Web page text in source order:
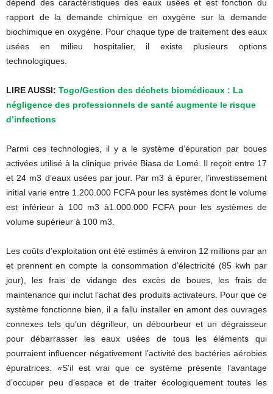
dépend des caractéristiques des eaux usées et est fonction du
rapport de la demande chimique en oxygène sur la demande
biochimique en oxygène. Pour chaque type de traitement des eaux
usées en milieu hospitalier, il existe plusieurs options
technologiques.
LIRE AUSSI: Togo/Gestion des déchets biomédicaux : La
négligence des professionnels de santé augmente le risque
d’infections
Parmi ces technologies, il y a le système d’épuration par boues
activées utilisé à la clinique privée Biasa de Lomé. Il reçoit entre 17
et 24 m3 d’eaux usées par jour. Par m3 à épurer, l’investissement
initial varie entre 1.200.000 FCFA pour les systèmes dont le volume
est inférieur à 100 m3 à1.000.000 FCFA pour les systèmes de
volume supérieur à 100 m3.
Les coûts d’exploitation ont été estimés à environ 12 millions par an
et prennent en compte la consommation d’électricité (85 kwh par
jour), les frais de vidange des excès de boues, les frais de
maintenance qui inclut l’achat des produits activateurs. Pour que ce
système fonctionne bien, il a fallu installer en amont des ouvrages
connexes tels qu’un dégrilleur, un débourbeur et un dégraisseur
pour débarrasser les eaux usées de tous les éléments qui
pourraient influencer négativement l’activité des bactéries aérobies
épuratrices. «S’il est vrai que ce système présente l’avantage
d’occuper peu d’espace et de traiter écologiquement toutes les